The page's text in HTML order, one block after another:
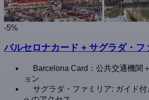
-5%
バルセロナカード + サグラダ・フ
Barcelona Card：公共交通機関
ョン
サグラダ・ファミリア: ガイド